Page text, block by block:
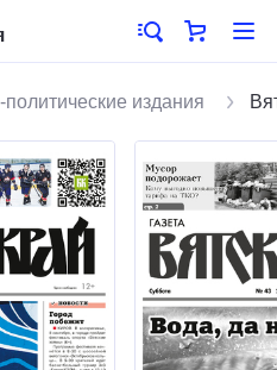
издания